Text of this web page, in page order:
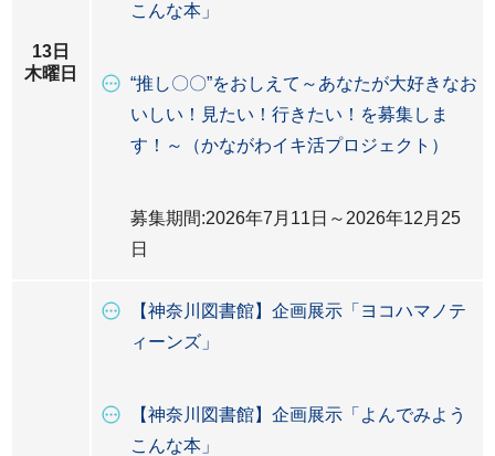
13日
木曜日
こんな本」
“推し〇〇”をおしえて～あなたが大好きなお
いしい！見たい！行きたい！を募集しま
す！～（かながわイキ活プロジェクト）
募集期間:2026年7月11日～2026年12月25
日
【神奈川図書館】企画展示「ヨコハマノテ
ィーンズ」
【神奈川図書館】企画展示「よんでみよう
こんな本」